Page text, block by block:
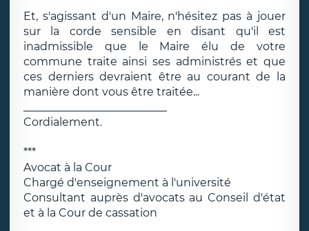
Et, s'agissant d'un Maire, n'hésitez pas à jouer
sur la corde sensible en disant qu'il est
inadmissible que le Maire élu de votre
commune traite ainsi ses administrés et que
ces derniers devraient être au courant de la
manière dont vous être traitée...
Cordialement.
***
Avocat à la Cour
Chargé d'enseignement à l'université
Consultant auprès d'avocats au Conseil d'état
et à la Cour de cassation